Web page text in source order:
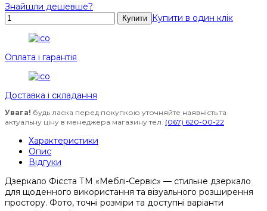
Знайшли дешевше?
Купити в один клік
Оплата і гарантія
Доставка i складання
Увага! будь ласка перед покупкою уточняйте наявність та
актуальну ціну в менеджера магазину тел. (067) 620-00-22
Характеристики
Опис
Відгуки
Дзеркало Фієста ТМ «Меблі-Сервіс» — стильне дзеркало
для щоденного використання та візуального розширення
простору. Фото, точні розміри та доступні варіанти